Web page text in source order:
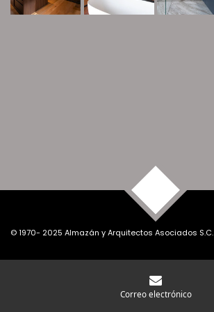
© 1970- 2025 Almazán y Arquitectos Asociados S.C.
Correo electrónico